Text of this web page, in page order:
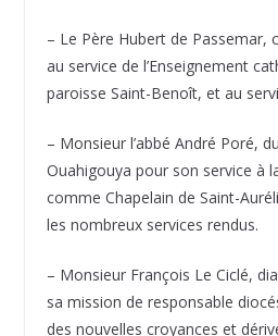
– Le Père Hubert de Passemar,
au service de l’Enseignement
paroisse Saint-Benoît, et au
– Monsieur l’abbé André Poré,
Ouahigouya pour son service à
comme Chapelain de Saint-
les nombreux services rendus.
– Monsieur François Le Ciclé,
sa mission de responsable
des nouvelles croyances et